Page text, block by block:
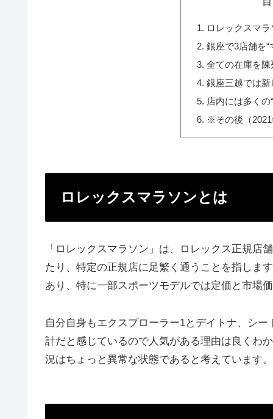
ロレックスマ
銀座で3店舗を“
全ての在庫を
銀座三越では
店内には多くの
※その後（
ロレックスマラソンとは
「ロレックスマラソン」は、ロレックス正規店
たり、特定の正規店に足繁く通うことを指しま
あり、特に一部スポーツモデルでは定価と市場
自分自身もエクスプローラー1とデイトナ、シ
計だと感じているので人気がある理由は良くわ
況はちょっと異常な状態であると考えています。